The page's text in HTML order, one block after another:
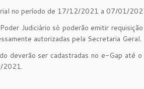
no período de 17/12/2021 a 07/01/
Judiciário só poderão emitir
autorizadas pela Secretaria Geral.
deverão ser cadastradas no e-Gap até
2021.